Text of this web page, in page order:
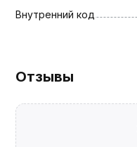
Внутренний код
Отзывы